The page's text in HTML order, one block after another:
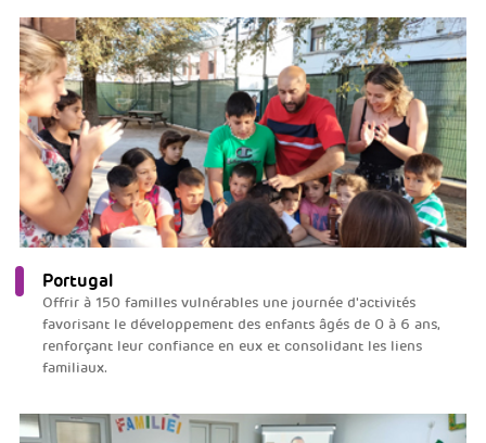
Portugal
Offrir à 150 familles vulnérables une journée d'activités
favorisant le développement des enfants âgés de 0 à 6 ans,
renforçant leur confiance en eux et consolidant les liens
familiaux.